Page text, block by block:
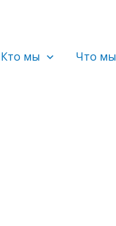
Кто мы Что